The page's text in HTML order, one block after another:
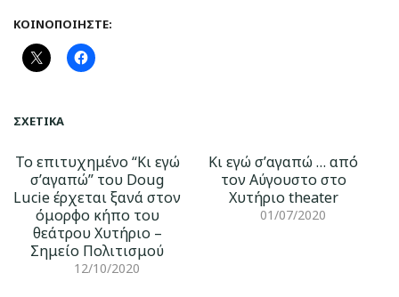
ΚΟΙΝΟΠΟΙΉΣΤΕ:
ΣΧΕΤΙΚΆ
Το επιτυχημένο “Κι εγώ
σ’αγαπώ” του Doug
Lucie έρχεται ξανά στον
όμορφο κήπο του
θεάτρου Χυτήριο –
Σημείο Πολιτισμού
12/10/2020
Κι εγώ σ’αγαπώ … από
τον Αύγουστο στο
Χυτήριο theater
01/07/2020